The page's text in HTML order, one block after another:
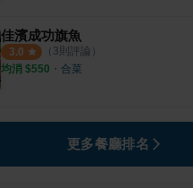
佳濱成功旗魚
3.0 （ 3則評論）
均消 $550 ・ 合菜
更多餐廳排名